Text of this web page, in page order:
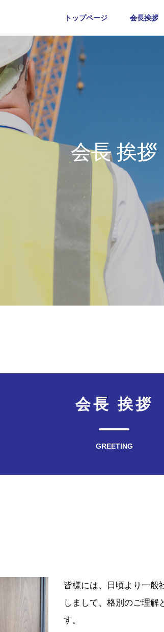
トップページ 会長挨拶
会長 挨拶
会長 挨拶
GREETING
皆様には、日頃より一般
しまして、格別のご理解
す。